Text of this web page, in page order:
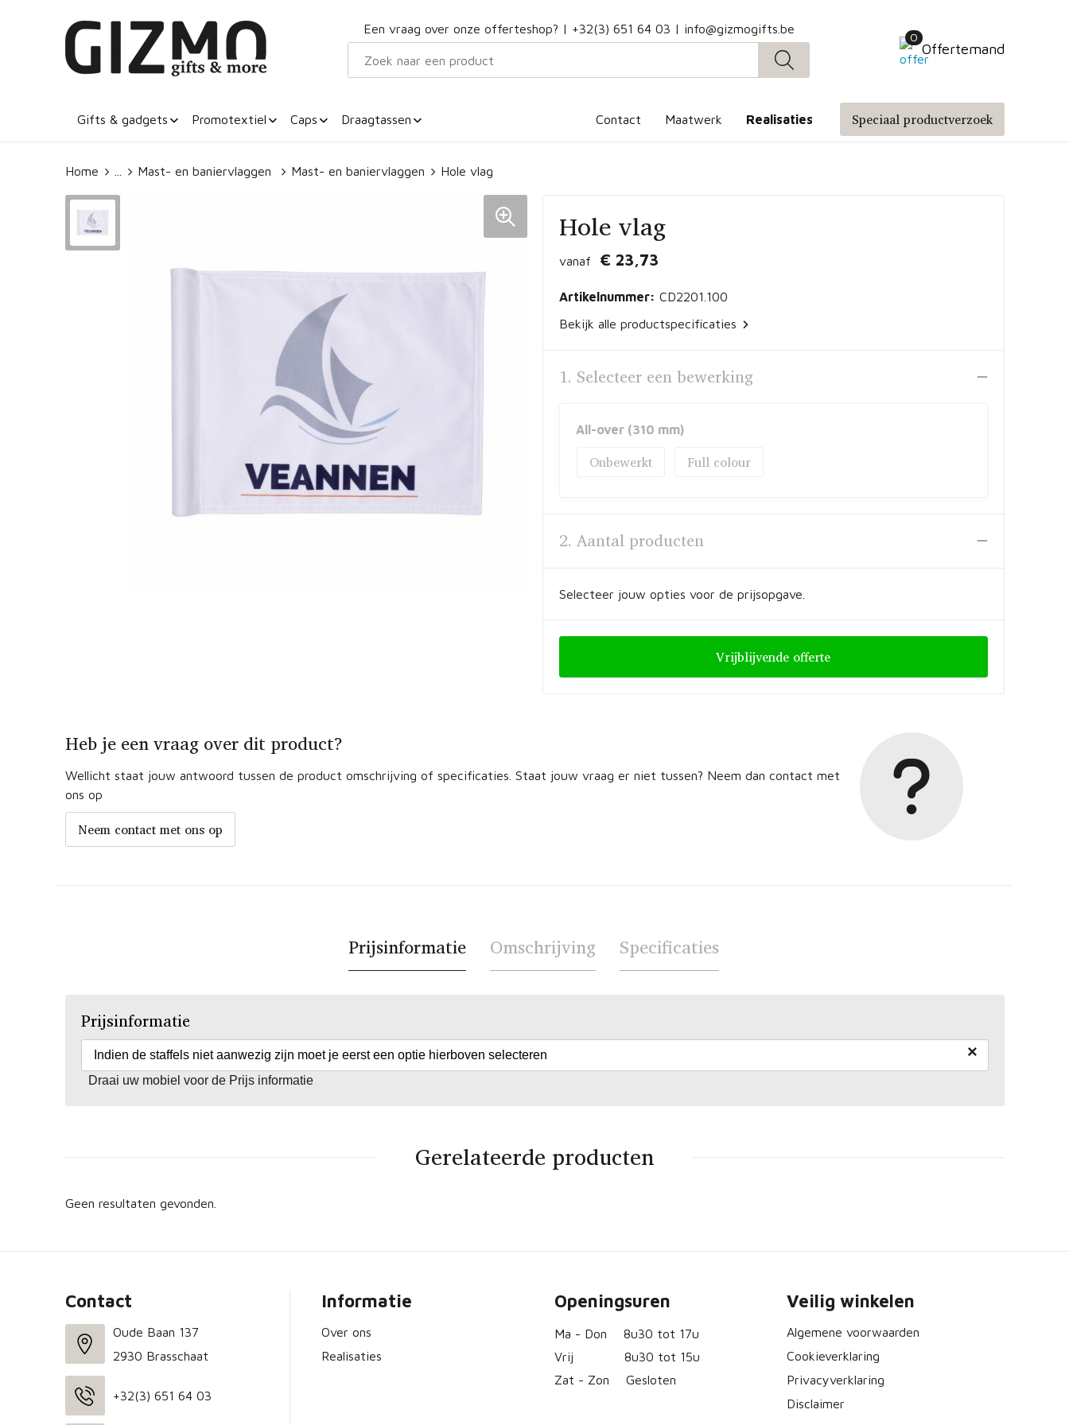
Een vraag over onze offerteshop? | +32(3) 651 64 03 | info@gizmogifts.be
0
Offertemand
Gifts & gadgets Promotextiel Caps Draagtassen Contact Maatwerk Realisaties Speciaal productverzoek
Home Mast- en baniervlaggen Mast- en baniervlaggen Hole vlag
Hole vlag
vanaf € 23,73
Artikelnummer: CD2201.100
Bekijk alle productspecificaties
1. Selecteer een bewerking
All-over (310 mm)
Onbewerkt Full colour
2. Aantal producten
Selecteer jouw opties voor de prijsopgave.
Vrijblijvende offerte
Heb je een vraag over dit product?
Wellicht staat jouw antwoord tussen de product omschrijving of specificaties. Staat jouw vraag er niet tussen? Neem dan contact met
ons op
Neem contact met ons op
Prijsinformatie Omschrijving Specificaties
Prijsinformatie
Indien de staffels niet aanwezig zijn moet je eerst een optie hierboven selecteren ×
Draai uw mobiel voor de Prijs informatie
Gerelateerde producten
Geen resultaten gevonden.
Contact
Oude Baan 137
2930 Brasschaat
+32(3) 651 64 03
Informatie
Over ons
Realisaties
Openingsuren
Ma - Don
8u30 tot 17u
Vrij
8u30 tot 15u
Zat - Zon
Gesloten
Veilig winkelen
Algemene voorwaarden
Cookieverklaring
Privacyverklaring
Disclaimer